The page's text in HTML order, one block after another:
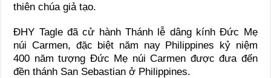
thiên chúa giả tạo.
ĐHY Tagle đã cử hành Thánh lễ dâng kính Đức Mẹ
núi Carmen, đặc biệt năm nay Philippines kỷ niệm
400 năm tượng Đức Mẹ núi Carmen được đưa đến
đền thánh San Sebastian ở Philippines.